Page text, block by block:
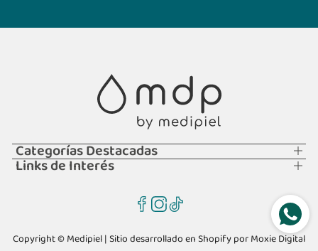
Categorías Destacadas
Links de Interés
Copyright © Medipiel | Sitio desarrollado en Shopify porMoxie Digital